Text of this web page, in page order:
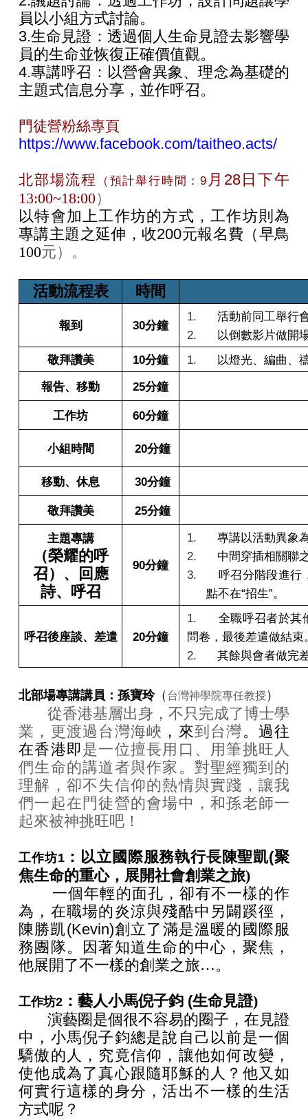
員以小組方式討論。
3.生命見證：透過個人生命見證去影響學
員的生命並恢復正確價值觀。
4.專講呼召：以營會異象、理念為基礎的
主題式信息分享，並作呼召。
門徒營粉絲專頁
https://www.facebook.com/taitheo.acts/
北部場流程 （預計舉行時間：9 月28日下午
13:00~18:00）
以特會加上工作坊的方式，工作坊則為
專講主題之延伸，收200元報名費（早鳥
100元）。
活動流程表 時間
報到 30分鐘
1.
活動前同工舉行
2.
以倒數影片做開
敬拜讚美
10分鐘 1.
以燈光、編曲、
報告、移動
25分鐘
工作坊 60分鐘
小組時間 20分鐘
移動、休息 30分鐘
敬拜讚美 25分鐘
主題專講
（榮耀的呼
召）、回應
詩、呼召
90分鐘
1.
專講以活動異象
2.
中間穿插相關聯
3.
呼召分階段進行
點不在“招生”。
呼召後座談、差遣 20分鐘
1.
全職呼召者於其
問卷，最後差遣做結束
2.
其餘與會者做完
北部場專講講員：孫寶玲（ 台灣神學院專任教授 ）
從香港基層出身，不只完成了博士學
業，更渡過台灣海峽 ，來到台灣。過往
在香港即是一位擅長用口、用筆挑旺人
們生命的講道者與作家。對聖經獨到的
理解，卻不失信仰的熱情與實踐，讓我
們一起在門徒營的會場中，和孫老師一
起來被神挑旺吧！
工作坊1：以立國際服務執行長陳聖凱(聚
焦生命的重心，展開社會創業之旅)
一個年輕的面孔，卻有不一樣的作
為，在職場的炎涼與殘酷中另闢蹊徑，
陳勝凱(Kevin)創立了滿是溫暖的國際服
務團隊。因著知道生命的中心，聚焦，
他展開了不一樣的創業之旅…。
工作坊2 ：藝人小馬倪子鈞 (生命見證)
演藝圈是個很不容易的圈子，在見證
中，小馬倪子鈞總是說自己以前是一個
驕傲的人，究竟信仰，讓他如何改變，
使他成為了真心跟隨耶穌的人？他又如
何實行這樣的身分，活出不一樣的生活
方式呢？